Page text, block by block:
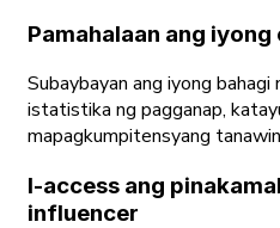
Pamahalaan ang
Subaybayan ang iyong
istatistika ng pagganap,
mapagkumpitensyang
I-access ang
influencer